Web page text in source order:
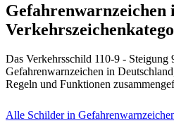
Gefahrenwarnzeichen
Das Verkehrsschild 110-9 - Steigung
Gefahrenwarnzeichen in
Regeln und Funktionen
Alle Schilder in